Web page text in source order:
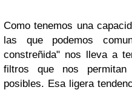
Como tenemos una
las que podemos
constreñida" nos lleva a
filtros que nos
posibles. Esa ligera